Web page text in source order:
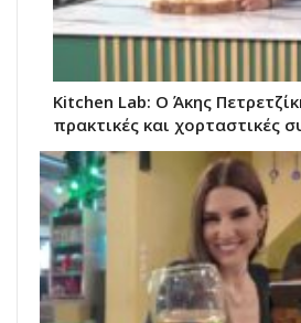
Kitchen Lab: Ο Άκης
πρακτικές και χορταστικές